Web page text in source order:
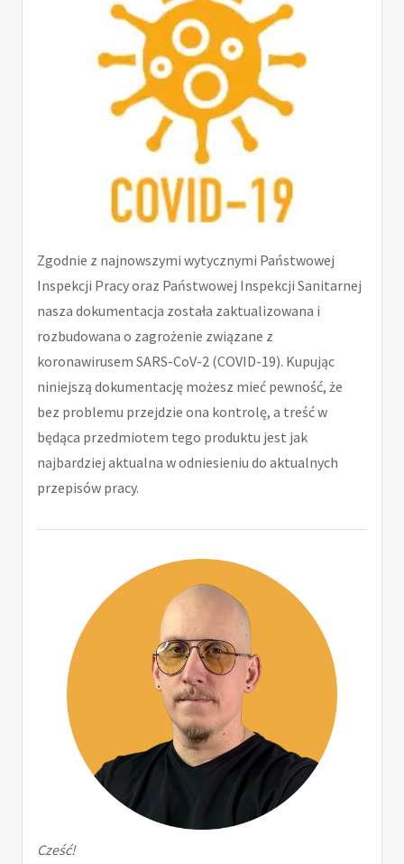
Zgodnie z najnowszymi wytycznymi Państwowej
Inspekcji Pracy oraz Państwowej Inspekcji Sanitarnej
nasza dokumentacja została zaktualizowana i
rozbudowana o zagrożenie związane z
koronawirusem SARS-CoV-2 (COVID-19). Kupując
niniejszą dokumentację możesz mieć pewność, że
bez problemu przejdzie ona kontrolę, a treść w
będąca przedmiotem tego produktu jest jak
najbardziej aktualna w odniesieniu do aktualnych
przepisów pracy.
Cześć!